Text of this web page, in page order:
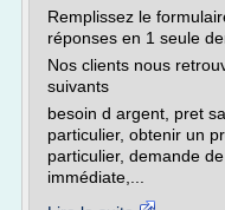
Remplissez le
réponses en 1 seule
Nos clients nous
suivants
besoin d argent, pret
particulier, obtenir un
particulier, demande
immédiate,...